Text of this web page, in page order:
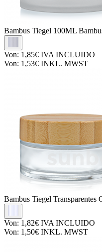
Bambus Tiegel 100ML
Von: 1,85€ IVA INCLUIDO
Von: 1,53€ INKL. MWST
Bambus Tiegel Transparentes
Von: 1,82€ IVA INCLUIDO
Von: 1,50€ INKL. MWST